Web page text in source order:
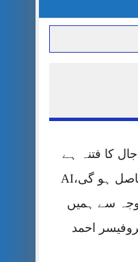
کا فتنہ ہے
جس پر ہمیں فتح حاصل ہو گی،AI
وجہ سے ہمیں
احمد